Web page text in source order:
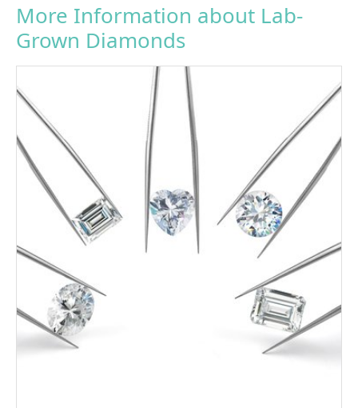
More Information about Lab-
Grown Diamonds